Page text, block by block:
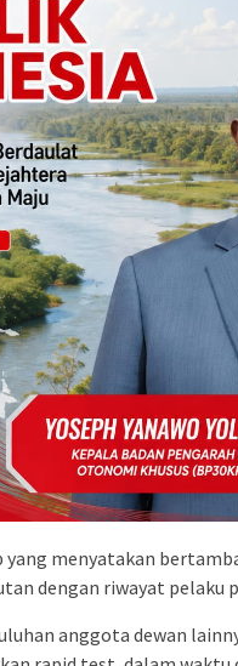
yang menyatakan
dengan riwayat pelaku
anggota dewan